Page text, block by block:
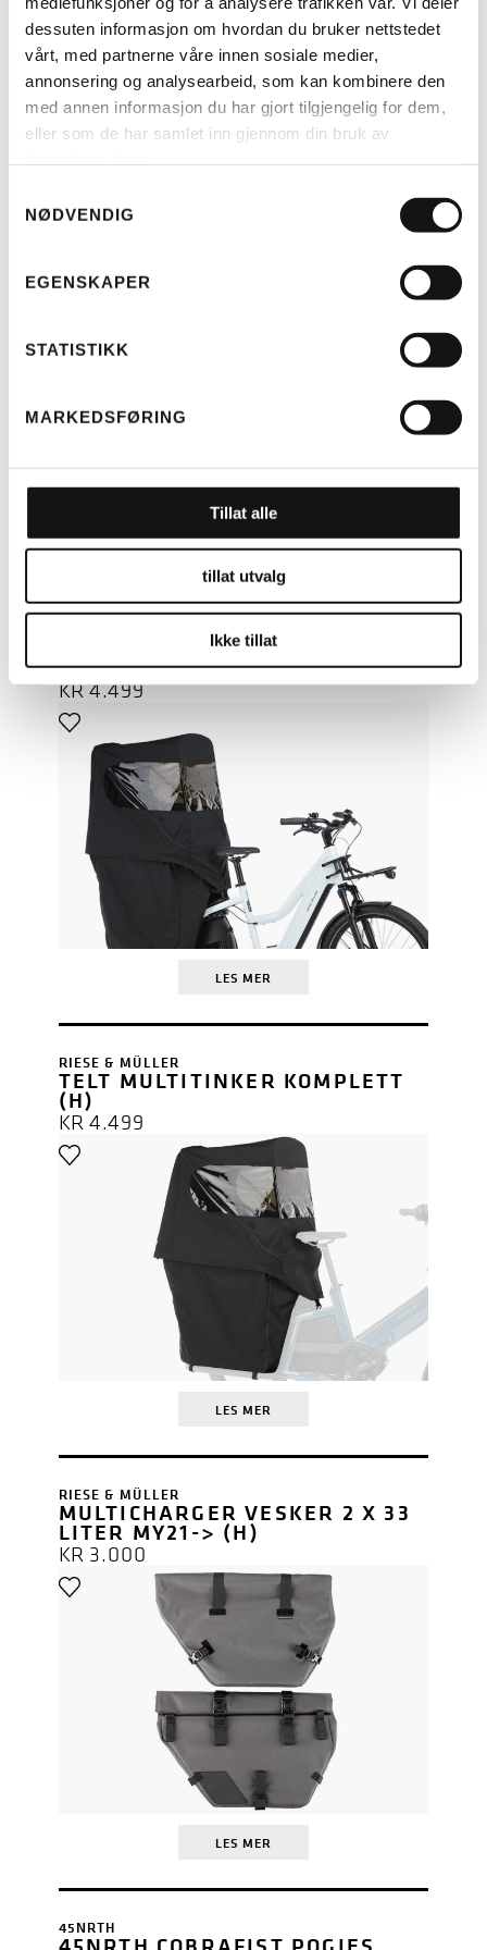
dessuten informasjon om hvordan du bruker nettstedet
vårt, med partnerne våre innen sosiale medier,
annonsering og analysearbeid, som kan kombinere den
med annen informasjon du har gjort tilgjengelig for dem,
eller som de har samlet inn gjennom din bruk av
NØDVENDIG
EGENSKAPER
STATISTIKK
MARKEDSFØRING
Tillat alle
tillat utvalg
Ikke tillat
LES MER
RM MULTITINKER VESKER 2 X
LES MER
TELT MULTICHARGER KOMPLETT
(H)
KR4.499
LES MER
RIESE & MÜLLER
TELT MULTITINKER KOMPLETT
(H)
KR4.499
LES MER
RIESE & MÜLLER
MULTICHARGER VESKER 2 X 33
LITER MY21-> (H)
KR3.000
LES MER
45NRTH